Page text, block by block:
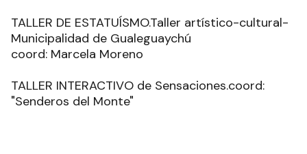
TALLER DE ESTATUÍSMO.Taller artístico-cultural-
Municipalidad de Gualeguaychú
coord: Marcela Moreno
TALLER INTERACTIVO de Sensaciones.coord:
"Senderos del Monte"